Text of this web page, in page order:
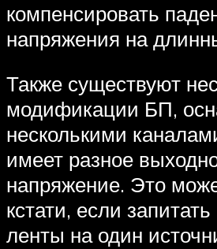
компенсировать
напряжения на
Также существуют
модификации БП,
несколькими
имеет разное
напряжение. Это
кстати, если
ленты на один